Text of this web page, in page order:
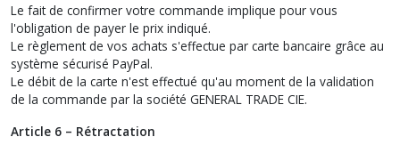
Le fait de confirmer votre commande implique pour vous
l'obligation de payer le prix indiqué.
Le règlement de vos achats s'effectue par carte bancaire grâce au
système sécurisé PayPal.
Le débit de la carte n'est effectué qu'au moment de la validation
de la commande par la société GENERAL TRADE CIE.
Article 6 – Rétractation